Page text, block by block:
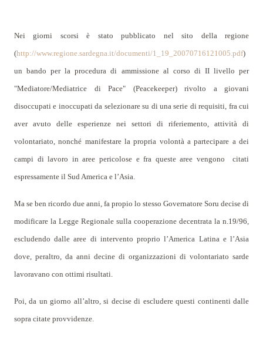
Nei giorni scorsi è stato pubblicato nel sito della regione
(http://www.regione.sardegna.it/documenti/1_19_20070716121005.pdf)
un bando per la procedura di ammissione al corso di II livello per
"Mediatore/Mediatrice di Pace" (Peacekeeper) rivolto a giovani
disoccupati e inoccupati da selezionare su di una serie di requisiti, fra cui
aver avuto delle esperienze nei settori di riferiemento, attività di
volontariato, nonché manifestare la propria volontà a partecipare a dei
campi di lavoro in aree pericolose e fra queste aree vengono
citati
espressamente il Sud America e l’Asia.
Ma se ben ricordo due anni, fa propio lo stesso Governatore Soru decise di
modificare la Legge Regionale sulla cooperazione decentrata la n.19/96,
escludendo dalle aree di intervento proprio l’America Latina e l’Asia
dove, peraltro, da anni decine di organizzazioni di volontariato sarde
lavoravano con ottimi risultati.
Poi, da un giorno all’altro, si decise di escludere questi continenti dalle
sopra citate provvidenze.